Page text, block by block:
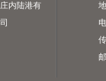
内陆港有